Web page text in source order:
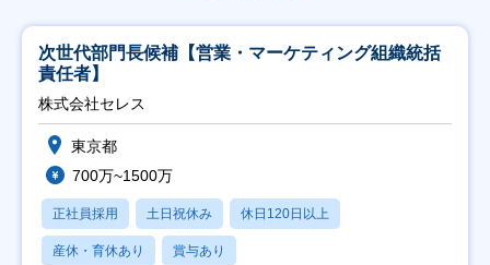
次世代部門長候補【営業・マーケティング組織統括
責任者】
株式会社セレス
東京都
700万~1500万
正社員採用 土日祝休み 休日120日以上
産休・育休あり 賞与あり